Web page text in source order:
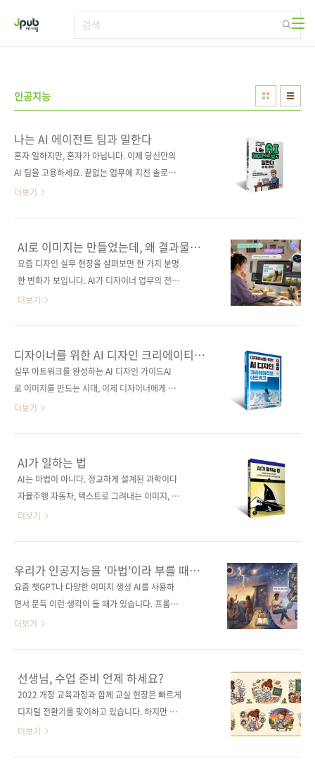
인공지능
나는 AI 에이전트 팀과 일한다
혼자 일하지만, 혼자가 아닙니다. 이제 당신만의
AI 팀을 고용하세요. 끝없는 업무에 지친 솔로프
러너와 1인 창업가를 위해, AI 에이전트와 자동
지원, 콘텐츠 제작, 데이터 분석, 마케팅까지 실
제 비즈니스에 즉시 투입할 수 있는 ‘AI 팀’ 구축
워크플로를 단계별로 친절하게 안내한다. 챗
만의 비서 서버를 만들고, n8n을 200% 활용하
여 똑똑하게 일하는 법을 익혀보자. 도서구매 사
딘] [예스이십사] [쿠팡] 출판사 제이펍저작권사
제이펍원서명 (없음)도서명 나는 AI 에이전트 팀
과 일한다부제 솔로프러너를..
더보기
AI로 이미지는 만들었는데, 왜 결과물이
어색할까?
요즘 디자인 실무 현장을 살펴보면 한 가지 분명
한 변화가 보입니다. AI가 디자이너 업무의 전반
을 도와주는 시대가 되었다는 점입니다. 이제 디
구가 되었습니다. 하지만 막상 AI를 써 보려고 하
면 고민이 앞섭니다. “프롬프트는 어떻게 써야
하지?”“어떻게 해야 어색하지 않고 자연스럽게
써도 괜찮을까?” AI가 이미지를 빠르게 만들어
주는 것은 사실입니다. 그러나 좋은 결과물을 완
지를 참고할지, 어떤 부분을 생성하고 어떤 부분
을 보정할지, 결과물을 어디까지 다듬어야 자연
스러운지 판단하는 감각이 필요합니다. 결국 중
요한 ..
더보기
디자이너를 위한 AI 디자인 크리에이티브
아트워크
실무 아트워크를 완성하는 AI 디자인 가이드AI
로 이미지를 만드는 시대, 이제 디자이너에게 중
요한 것은 감각적인 결과물을 완성하는 감각입
실제 작업에 활용할 수 있는 아트워크로 완성하
는 과정을 상세하게 다루고 있습니다. 유튜브 채
널 아트, 건축·인테리어 스케치, 화장품 광고 비
이디어를 구체적인 비주얼로 바꾸고, 자신만의
스타일이 담긴 결과물로 완성해 보세요. 든든한
트(가나다순) [교보문고] [도서11번가] [알라딘]
[예스이십사] [쿠팡] 출판사 제이펍도서명 디자
이너를 위한 AI 디자인 크리에이티브 아트워크
부 ..
더보기
AI가 일하는 법
AI는 마법이 아니다. 정교하게 설계된 과학이다
자율주행 자동차, 텍스트로 그려내는 이미지, 인
간처럼 대화하는 챗GPT까지, AI는 이미 우리 삶
이가 AI를 정체 모를 ‘마법’처럼 여기며 그저 결
괏값에 의존하곤 한다. 이 책은 AI를 둘러싼 신비
주의를 걷어내고 그 본질을 관통한다. 20여 년
용어 대신, 누구나 이해할 수 있는 직관적인 비유
로 신경망의 학습 원리와 알고리즘의 진화 과정
에 숨겨진 ‘흔들리지 않는 기초’를, 일반인에게는
AI 시대를 항해하기 위한 ‘지적 나침반’을 제공한
다. 마법처럼 보이던 기술이 명확한 과학..
더보기
우리가 인공지능을 '마법'이라 부를 때
일어나는 일들
요즘 챗GPT나 다양한 이미지 생성 AI를 사용하
면서 문득 이런 생각이 들 때가 있습니다. 프롬프
트 창에 명령어 한 줄만 입력했을 뿐인데 복잡한
마치 영화 속에서나 보던 마법을 현실로 마주한
것만 같습니다. 기술이 주는 편리함에 연신 감탄
하게 되지만, 한편으로는 그 정체를 알 수 없는
밀려오기도 합니다. 아주 먼 옛날, 우리 인류가
하늘에서 치는 번개나 태양이 사라지는 일식을
더보기
선생님, 수업 준비 언제 하세요?
2022 개정 교육과정과 함께 교실 현장은 빠르게
디지털 전환기를 맞이하고 있습니다. 하지만 바
쁜 선생님들의 하루는 여전히 쏟아지는 공문 처
더보기